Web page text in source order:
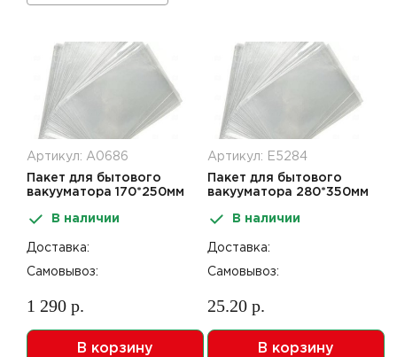
Артикул: А0686
Пакет для бытового
вакууматора 170*250мм
В наличии
Доставка:
Самовывоз:
1 290 р.
В корзину
Артикул: Е5284
Пакет для бытового
вакууматора 280*350мм
В наличии
Доставка:
Самовывоз:
25.20 р.
В корзину